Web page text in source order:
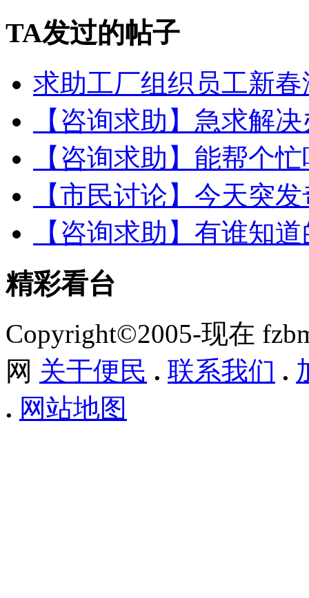
TA发过的帖子
求助工厂组织员工新
【咨询求助】急求解
【咨询求助】能帮个
【市民讨论】今天突
【咨询求助】有谁知
精彩看台
Copyright©2005-现在
网 关于便民 . 联系我们 .
. 网站地图